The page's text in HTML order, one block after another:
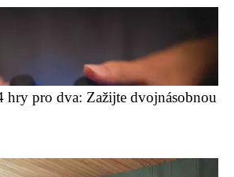
hry pro dva: Zažijte dvojnásobnou